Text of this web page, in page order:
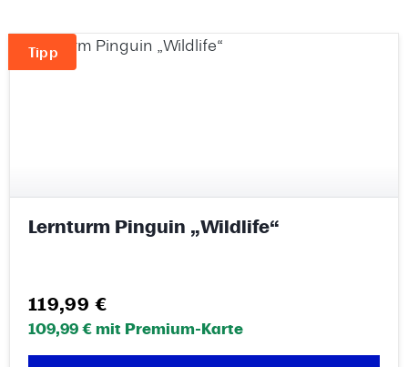
Tipp
Lernturm Pinguin „Wildlife“
Regulärer Preis:
119,99 €
109,99 € mit Premium-Karte